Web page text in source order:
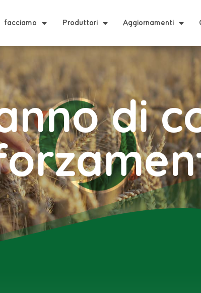
facciamo Produttori Aggiornamenti
di